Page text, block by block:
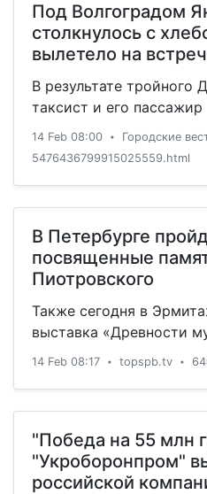
Под Волгоградом
столкнулось с
вылетело на
В результате тройного
таксист и его пассажир
14 Feb 08:00 • Городские
5476436799915025559.html
В Петербурге
посвященные
Пиотровского
Также сегодня в
выставка «Древности
14 Feb 08:17 • topspb.tv •
"Победа на 55 млн
"Укроборонпром"
российской